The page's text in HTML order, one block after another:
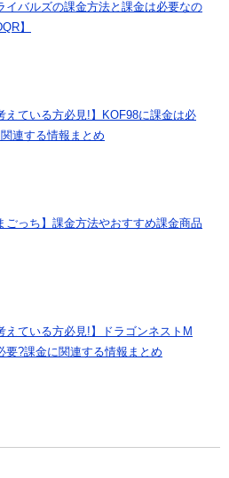
イバルズの課金方法と課金は必要なの
】
えている方必見!】KOF98に課金は必
連する情報まとめ
ごっち】課金方法やおすすめ課金商品
えている方必見!】ドラゴンネストM
要?課金に関連する情報まとめ